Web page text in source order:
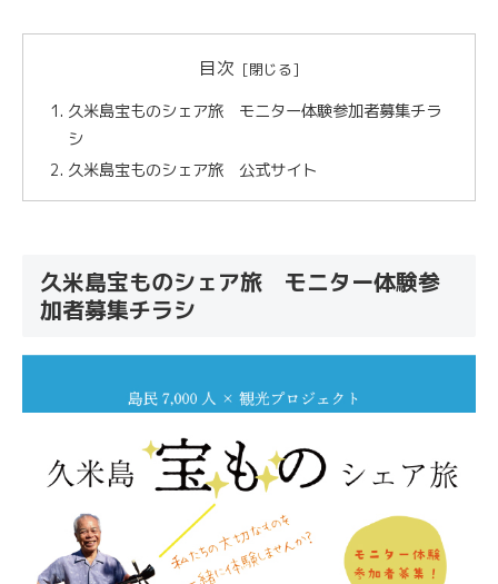
目次
久米島宝ものシェア旅 モニター体験参加者募集チラ
シ
久米島宝ものシェア旅 公式サイト
久米島宝ものシェア旅 モニター体験参
加者募集チラシ